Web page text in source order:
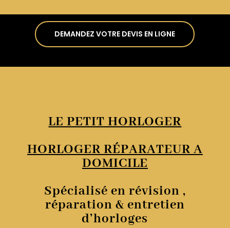
DEMANDEZ VOTRE DEVIS EN LIGNE
LE PETIT HORLOGER
HORLOGER RÉPARATEUR A
DOMICILE
Spécialisé en révision ,
réparation & entretien
d’horloges